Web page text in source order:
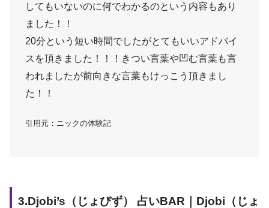
してもいないのに何でわかるのという内容もあり
ました！！
20分という短い時間でしたがとてもいいアドバイ
スを頂きました！！！きつい言葉や凹む言葉も言
われましたが前向きな言葉もけっこう頂きまし
た！！
引用元：ニックの体験記
3.Djobi’s（じょびず） 占いBAR｜Djobi（じょ